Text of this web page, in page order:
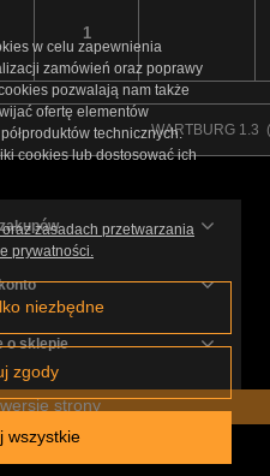
1
WARTBURG 1.3
o sklepie
strony
Shoper.pl
w celu zapewnienia
zamówień oraz poprawy
pozwalają nam także
ofertę elementów
technicznych.
cookies lub dostosować ich
zasadach przetwarzania
prywatności.
niezbędne
zgody
wszystkie